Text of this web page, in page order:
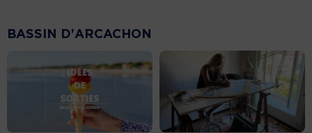
BASSIN D'ARCACHON